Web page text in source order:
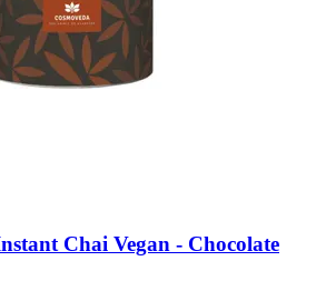
Chai Vegan -​ Chocolate